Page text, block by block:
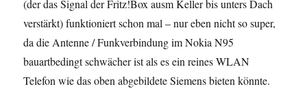
(der das Signal der Fritz!Box ausm Keller bis unters Dach
verstärkt) funktioniert schon mal – nur eben nicht so super,
da die Antenne / Funkverbindung im Nokia N95
bauartbedingt schwächer ist als es ein reines WLAN
Telefon wie das oben abgebildete Siemens bieten könnte.